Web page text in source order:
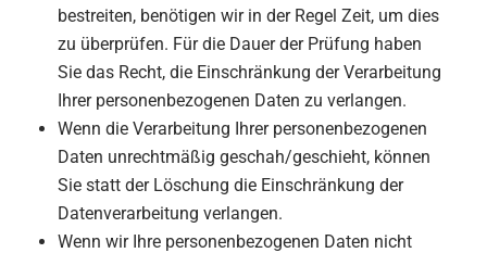
bestreiten, benötigen wir in der Regel Zeit, um dies
zu überprüfen. Für die Dauer der Prüfung haben
Sie das Recht, die Einschränkung der Verarbeitung
Ihrer personenbezogenen Daten zu verlangen.
Wenn die Verarbeitung Ihrer personenbezogenen
Daten unrechtmäßig geschah/geschieht, können
Sie statt der Löschung die Einschränkung der
Datenverarbeitung verlangen.
Wenn wir Ihre personenbezogenen Daten nicht